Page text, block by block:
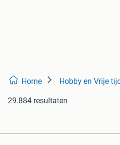
Home Hobby en Vrije
29.884 resultaten